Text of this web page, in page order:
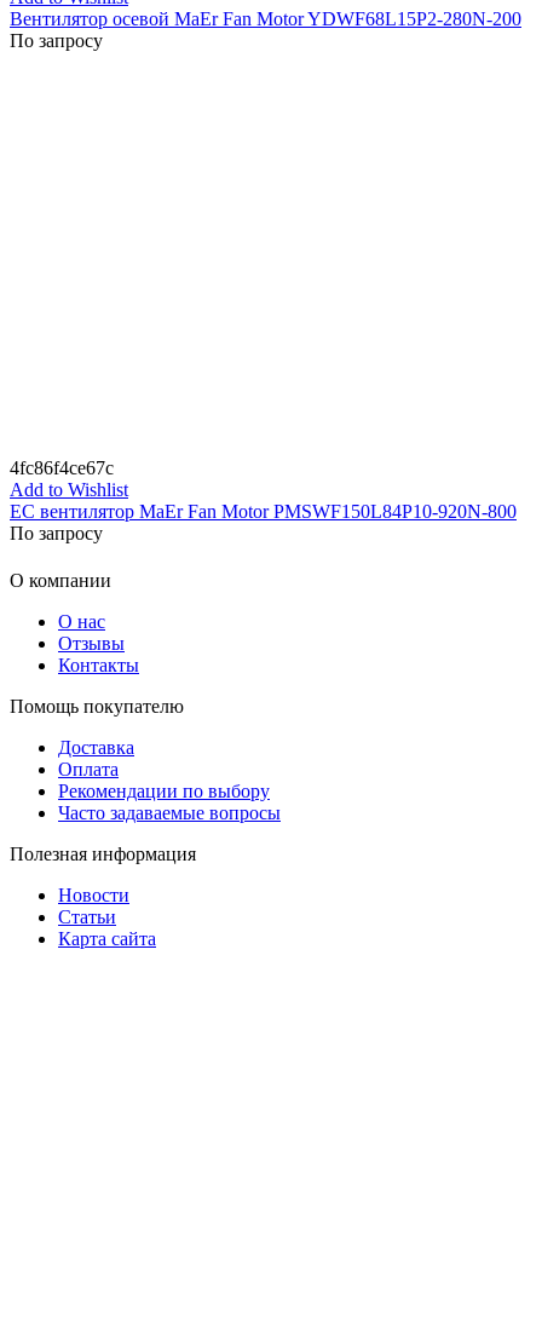
Вентилятор осевой MaEr Fan Motor YDWF68L15P2-280N-200
По запросу
4fc86f4ce67c
Add to Wishlist
EC вентилятор MaEr Fan Motor PMSWF150L84P10-920N-800
По запросу
О компании
О нас
Отзывы
Контакты
Помощь покупателю
Доставка
Оплата
Рекомендации по выбору
Часто задаваемые вопросы
Полезная информация
Новости
Статьи
Карта сайта